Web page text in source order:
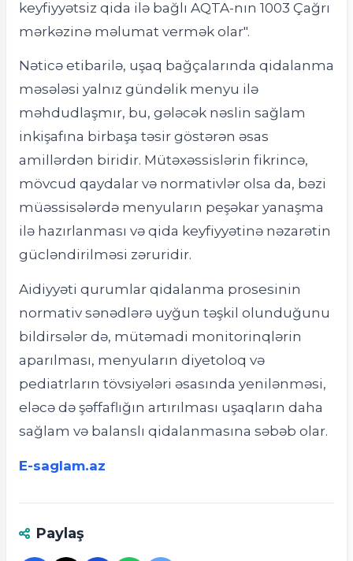
keyfiyyətsiz qida ilə bağlı AQTA-nın 1003 Çağrı
mərkəzinə məlumat vermək olar".
Nəticə etibarilə, uşaq bağçalarında qidalanma
məsələsi yalnız gündəlik menyu ilə
məhdudlaşmır, bu, gələcək nəslin sağlam
inkişafına birbaşa təsir göstərən əsas
amillərdən biridir. Mütəxəssislərin fikrincə,
mövcud qaydalar və normativlər olsa da, bəzi
müəssisələrdə menyuların peşəkar yanaşma
ilə hazırlanması və qida keyfiyyətinə nəzarətin
gücləndirilməsi zəruridir.
Aidiyyəti qurumlar qidalanma prosesinin
normativ sənədlərə uyğun təşkil olunduğunu
bildirsələr də, mütəmadi monitorinqlərin
aparılması, menyuların diyetoloq və
pediatrların tövsiyələri əsasında yenilənməsi,
eləcə də şəffaflığın artırılması uşaqların daha
sağlam və balanslı qidalanmasına səbəb olar.
E-saglam.az
Paylaş